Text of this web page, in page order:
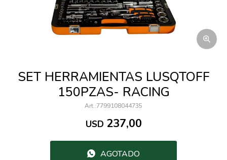
SET HERRAMIENTAS LUSQTOFF
150PZAS- RACING
7799108044735
USD 237,00
AGOTADO